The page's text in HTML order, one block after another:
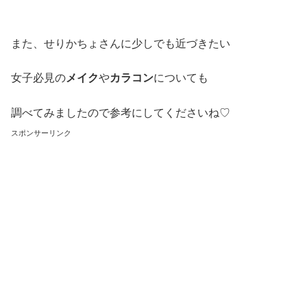
また、せりかちょさんに少しでも近づきたい
女子必見のメイクやカラコンについても
調べてみましたので参考にしてくださいね♡
スポンサーリンク